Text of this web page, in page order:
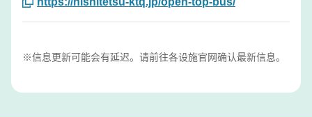
※信息更新可能会有延迟。请前往各设施官网确认最新信息。